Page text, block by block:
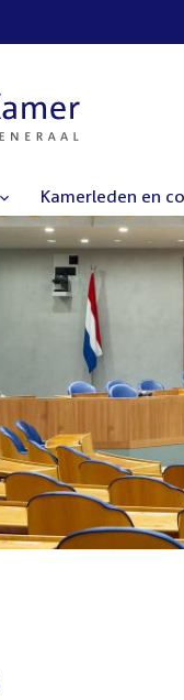
Kamerleden en